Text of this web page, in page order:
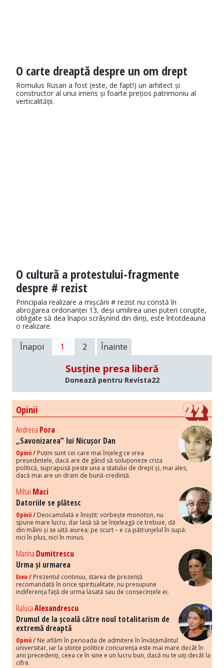
O carte dreaptă despre un om drept
Romulus Rusan a fost (este, de fapt!) un arhitect și
constructor al unui imens și foarte prețios patrimoniu al
verticalității.
O cultură a protestului-fragmente
despre # rezist
Principala realizare a mișcării # rezist nu constă în
abrogarea ordonanței 13, deși umilirea unei puteri corupte,
obligate să dea înapoi scrâșnind din dinți, este întotdeauna
o realizare.
Înapoi 1 2 Înainte
Susține presa liberă
Donează pentru Revista22
Opinii
Andreea Pora
„Savonizarea” lui Nicușor Dan
Opinii / Puțini sunt cei care mai înțeleg ce vrea
președintele, dacă are de gând să soluționeze criza
politică, suprapusă peste una a statului de drept și, mai ales,
dacă mai are un dram de bună-credință.
Mihai Maci
Datoriile se plătesc
Opinii / Deocamdată e liniștit: vorbește monoton, nu
spune mare lucru, dar lasă să se înțeleagă ce trebuie, dă
din mâini și se uită aiurea; pe scurt – e ca pătrunjelul în supă:
nici în plus, nici în minus.
Marina Dumitrescu
Urma și urmarea
Eseu / Prezentul continuu, starea de prezență
recomandată în orice spiritualitate, nu presupune
indiferența față de urma lăsată sau de consecințele ei.
RalucaAlexandrescu
Drumul de la școală către noul totalitarism de
extremă dreaptă
Opinii / Ne aflăm în perioada de admitere în învățământul
universitar, iar la științe politice concurența este mai mare decât în
anii precedenți, ceea ce în sine e un lucru bun, dacă nu te uiți decât la
cifre.